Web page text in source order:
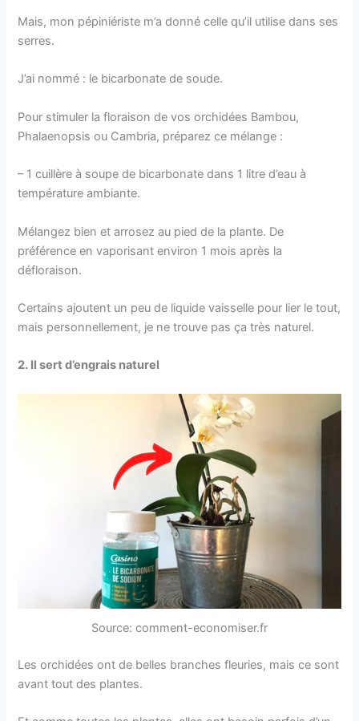
Mais, mon pépiniériste m’a donné celle qu’il utilise dans ses
serres.
J’ai nommé : le bicarbonate de soude.
Pour stimuler la floraison de vos orchidées Bambou,
Phalaenopsis ou Cambria, préparez ce mélange :
– 1 cuillère à soupe de bicarbonate dans 1 litre d’eau à
température ambiante.
Mélangez bien et arrosez au pied de la plante. De
préférence en vaporisant environ 1 mois après la
défloraison.
Certains ajoutent un peu de liquide vaisselle pour lier le tout,
mais personnellement, je ne trouve pas ça très naturel.
2. Il sert d’engrais naturel
Source: comment-economiser.fr
Les orchidées ont de belles branches fleuries, mais ce sont
avant tout des plantes.